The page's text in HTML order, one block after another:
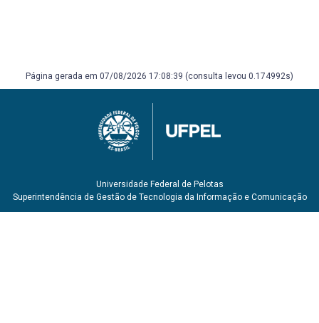
Página gerada em 07/08/2026 17:08:39 (consulta levou 0.174992s)
Universidade Federal de Pelotas
Superintendência de Gestão de Tecnologia da Informação e Comunicação